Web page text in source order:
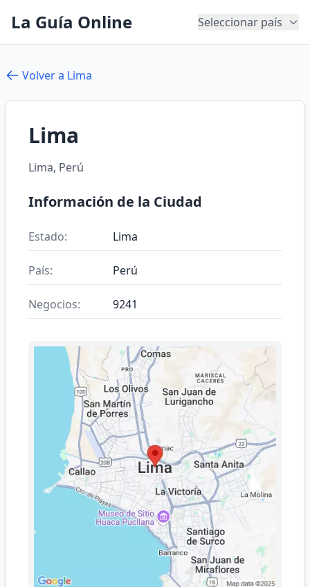
La Guía Online Seleccionar país
Volver a Lima
Lima
Lima, Perú
Información de la Ciudad
Estado: Lima
País: Perú
Negocios: 9241